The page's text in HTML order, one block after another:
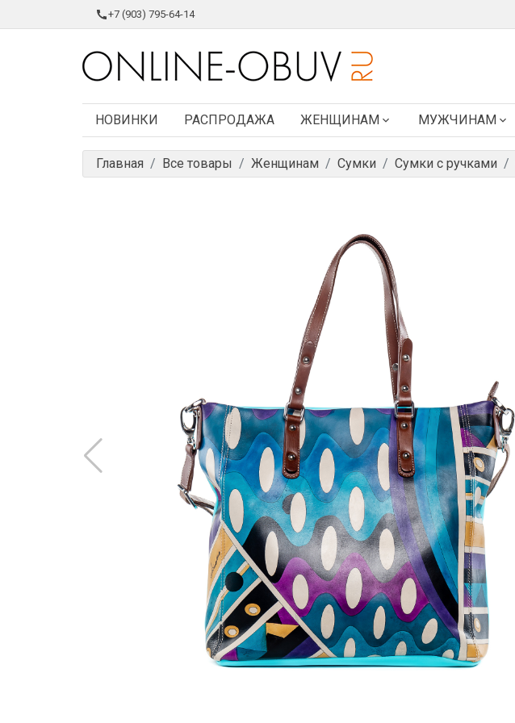
+7 (903) 795-64-14
НОВИНКИ РАСПРОДАЖА ЖЕНЩИНАМ МУЖЧИНАМ
Главная Все товары Женщинам Сумки Сумки с ручками